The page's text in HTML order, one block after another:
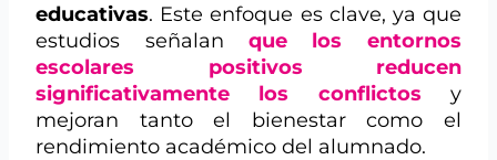
educativas. Este enfoque es clave, ya que
estudios señalan que los entornos
escolares positivos reducen
significativamente los conflictos
y
mejoran tanto el bienestar como el
rendimiento académico del alumnado.